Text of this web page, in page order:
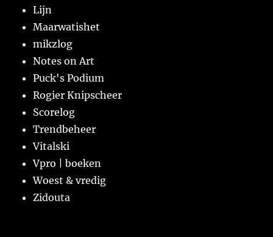
Lijn
Maarwatishet
mikzlog
Notes on Art
Puck's Podium
Rogier Knipscheer
Scorelog
Trendbeheer
Vitalski
Vpro | boeken
Woest & vredig
Zidouta